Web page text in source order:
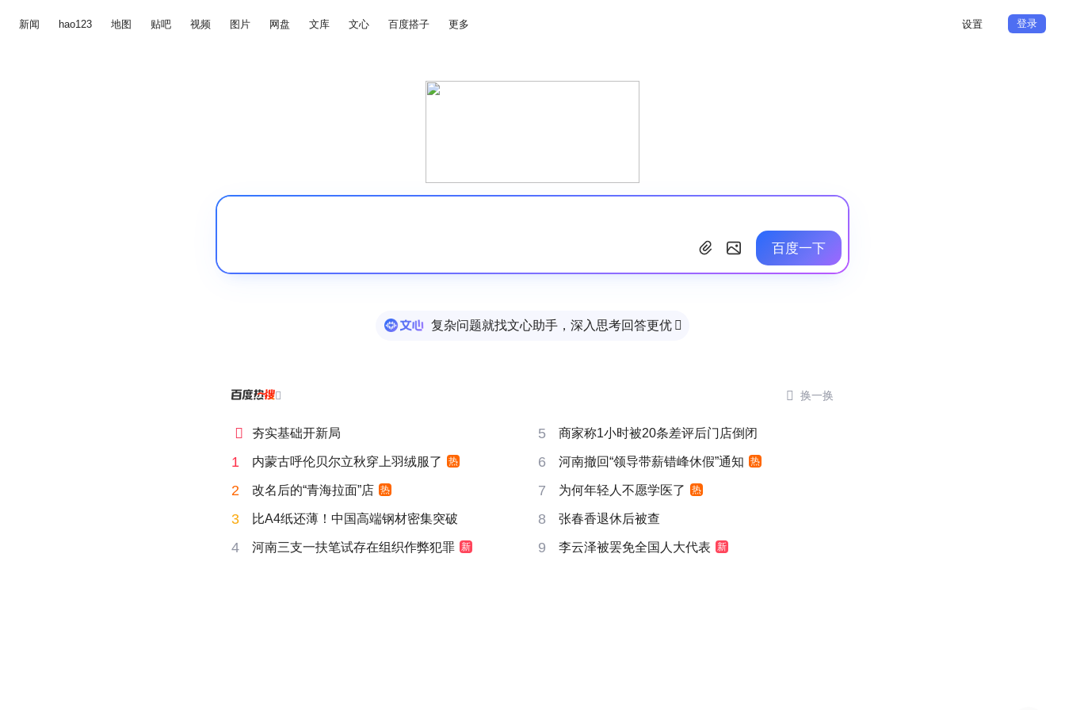
新闻 hao123 地图 贴吧 视频 图片 网盘 文库 文心 百度搭子 更多 设置 登录
百度一下
复杂问题就找文心助手，深入思考回答更优 
  换一换
 夯实基础开新局 5 商家称1小时被20条差评后门店倒闭
1 内蒙古呼伦贝尔立秋穿上羽绒服了 热 6 河南撤回“领导带薪错峰休假”通知 热
2 改名后的“青海拉面”店 热 7 为何年轻人不愿学医了 热
3 比A4纸还薄！中国高端钢材密集突破 8 张春香退休后被查
4 河南三支一扶笔试存在组织作弊犯罪 新 9 李云泽被罢免全国人大代表 新